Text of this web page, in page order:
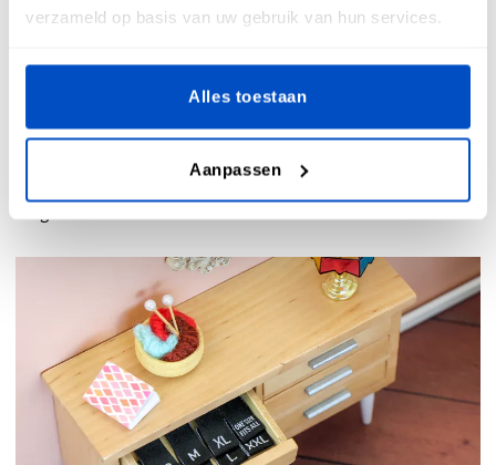
verzameld op basis van uw gebruik van hun services.
Alles toestaan
Aanpassen
Wanneer je nadenkt over de afwerking van je shirt mag een
verkrijgbaar in verschillende varianten, of je nu op zoek
bent naar maatlabels met nummers of letters. Wanneer je